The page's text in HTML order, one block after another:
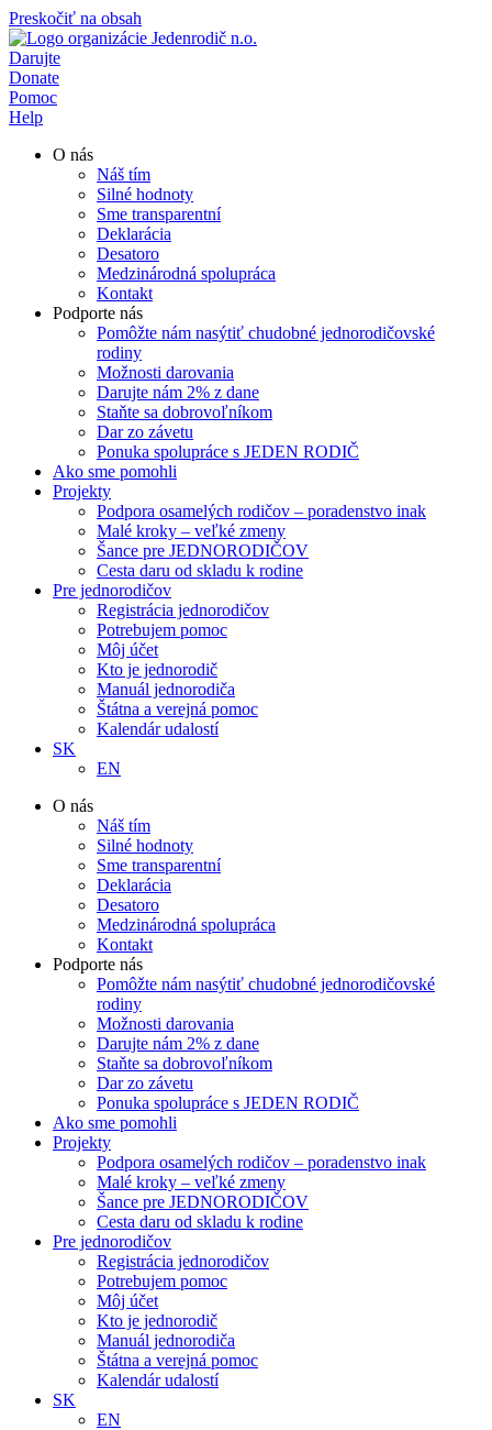
Preskočiť na obsah
Darujte
Donate
Pomoc
Help
O nás
Náš tím
Silné hodnoty
Sme transparentní
Deklarácia
Desatoro
Medzinárodná spolupráca
Kontakt
Podporte nás
Pomôžte nám nasýtiť chudobné jednorodičovské
rodiny
Možnosti darovania
Darujte nám 2% z dane
Staňte sa dobrovoľníkom
Dar zo závetu
Ponuka spolupráce s JEDEN RODIČ
Ako sme pomohli
Projekty
Podpora osamelých rodičov – poradenstvo inak
Malé kroky – veľké zmeny
Šance pre JEDNORODIČOV
Cesta daru od skladu k rodine
Pre jednorodičov
Registrácia jednorodičov
Potrebujem pomoc
Môj účet
Kto je jednorodič
Manuál jednorodiča
Štátna a verejná pomoc
Kalendár udalostí
SK
EN
O nás
Náš tím
Silné hodnoty
Sme transparentní
Deklarácia
Desatoro
Medzinárodná spolupráca
Kontakt
Podporte nás
Pomôžte nám nasýtiť chudobné jednorodičovské
rodiny
Možnosti darovania
Darujte nám 2% z dane
Staňte sa dobrovoľníkom
Dar zo závetu
Ponuka spolupráce s JEDEN RODIČ
Ako sme pomohli
Projekty
Podpora osamelých rodičov – poradenstvo inak
Malé kroky – veľké zmeny
Šance pre JEDNORODIČOV
Cesta daru od skladu k rodine
Pre jednorodičov
Registrácia jednorodičov
Potrebujem pomoc
Môj účet
Kto je jednorodič
Manuál jednorodiča
Štátna a verejná pomoc
Kalendár udalostí
SK
EN